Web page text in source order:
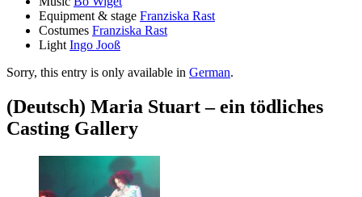
Equipment & stage Franziska Rast
Costumes Franziska Rast
Light Ingo Jooß
Sorry, this entry is only available in German.
(Deutsch) Maria Stuart – ein tödliches
Casting Gallery